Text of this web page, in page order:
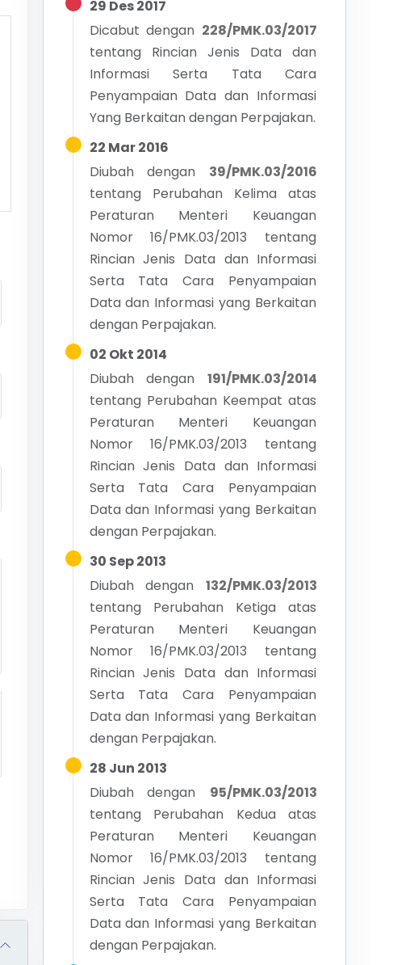
29 Des 2017
Dicabut dengan 228/PMK.03/2017
tentang Rincian Jenis Data dan
Informasi Serta Tata Cara
Penyampaian Data dan Informasi
Yang Berkaitan dengan Perpajakan.
22 Mar 2016
Diubah dengan
39/PMK.03/2016
tentang Perubahan Kelima atas
Peraturan Menteri Keuangan
Nomor 16/PMK.03/2013 tentang
Rincian Jenis Data dan Informasi
Serta Tata Cara Penyampaian
Data dan Informasi yang Berkaitan
dengan Perpajakan.
02 Okt 2014
Diubah dengan
191/PMK.03/2014
tentang Perubahan Keempat atas
Peraturan Menteri Keuangan
Nomor 16/PMK.03/2013 tentang
Rincian Jenis Data dan Informasi
Serta Tata Cara Penyampaian
Data dan Informasi yang Berkaitan
dengan Perpajakan.
30 Sep 2013
Diubah dengan
132/PMK.03/2013
tentang Perubahan Ketiga atas
Peraturan Menteri Keuangan
Nomor 16/PMK.03/2013 tentang
Rincian Jenis Data dan Informasi
Serta Tata Cara Penyampaian
Data dan Informasi yang Berkaitan
dengan Perpajakan.
28 Jun 2013
Diubah dengan
95/PMK.03/2013
tentang Perubahan Kedua atas
Peraturan Menteri Keuangan
Nomor 16/PMK.03/2013 tentang
Rincian Jenis Data dan Informasi
Serta Tata Cara Penyampaian
Data dan Informasi yang Berkaitan
dengan Perpajakan.